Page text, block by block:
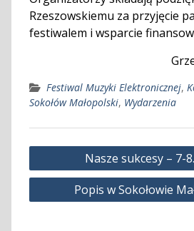
Rzeszowskiemu za przyjęcie
festiwalem i wsparcie
Festiwal Muzyki Elektronicznej,
Sokołów Małopolski, Wydarzenia
Nawigacja
wpisu
Nasze sukcesy – 7-
Popis w Sokołowie